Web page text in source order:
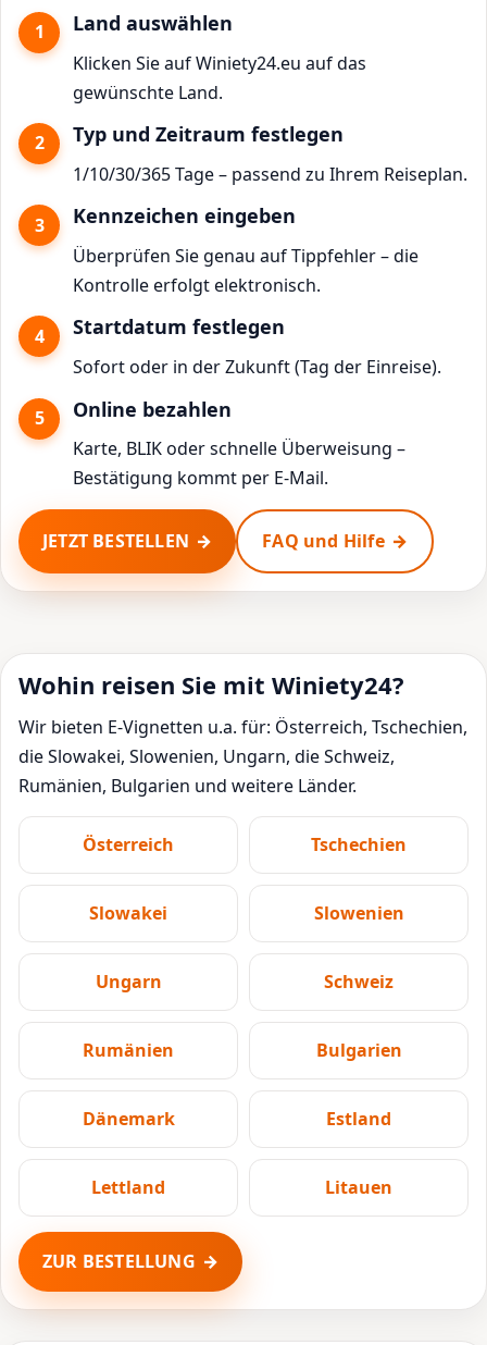
Land auswählen
Klicken Sie auf Winiety24.eu auf das
gewünschte Land.
Typ und Zeitraum festlegen
1/10/30/365 Tage – passend zu Ihrem Reiseplan.
Kennzeichen eingeben
Überprüfen Sie genau auf Tippfehler – die
Kontrolle erfolgt elektronisch.
Startdatum festlegen
Sofort oder in der Zukunft (Tag der Einreise).
Online bezahlen
Karte, BLIK oder schnelle Überweisung –
Bestätigung kommt per E-Mail.
JETZT BESTELLEN FAQ und Hilfe
Wohin reisen Sie mit Winiety24?
Wir bieten E-Vignetten u.a. für: Österreich, Tschechien,
die Slowakei, Slowenien, Ungarn, die Schweiz,
Rumänien, Bulgarien und weitere Länder.
Österreich Tschechien
Slowakei Slowenien
Ungarn Schweiz
Rumänien Bulgarien
Dänemark Estland
Lettland Litauen
ZUR BESTELLUNG